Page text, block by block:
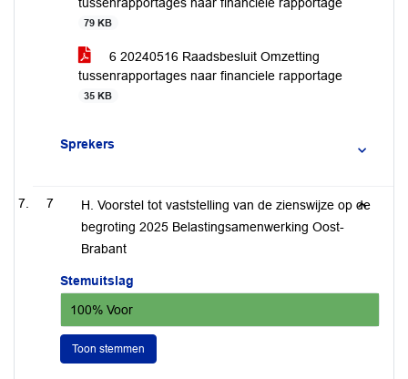
79 KB
6 20240516 Raadsbesluit Omzetting
tussenrapportages naar financiele rapportage
35 KB
Sprekers
7
H. Voorstel tot vaststelling van de zienswijze op de
begroting 2025 Belastingsamenwerking Oost-
Brabant
Stemuitslag
100% Voor
Toon stemmen